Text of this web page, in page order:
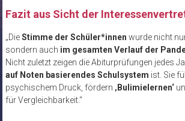
Fazit aus Sicht der
„DieStimme der Schüler*innen wurde nicht
sondern auch im gesamten Verlauf der
Nicht zuletzt zeigen die Abiturprüfungen jedes
auf Noten basierendes Schulsystem ist. Sie
psychischem Druck, fördern ‚Bulimielernen‘
für Vergleichbarkeit.“